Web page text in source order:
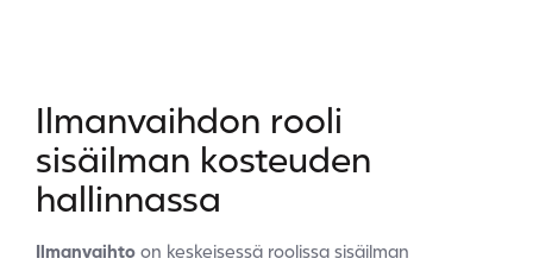
Ilmanvaihdon rooli
sisäilman kosteuden
hallinnassa
Ilmanvaihto on keskeisessä roolissa sisäilman